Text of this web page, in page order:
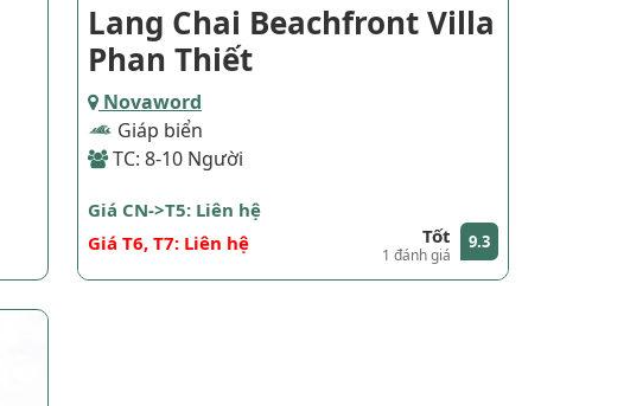
Lang Chai Beachfront Villa
Phan Thiết
Novaword
Giáp biển
TC: 8-10 Người
Giá CN->T5: Liên hệ
Giá T6, T7: Liên hệ
Tốt
1 đánh giá
9.3